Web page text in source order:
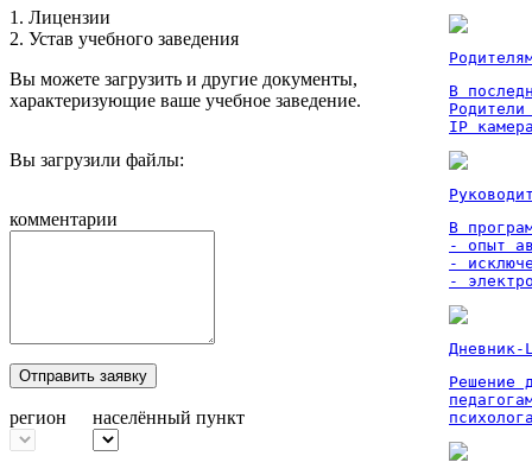
1. Лицензии
2. Устав учебного заведения
Вы можете загрузить и другие документы,
характеризующие ваше учебное заведение.
Вы загрузили файлы:
комментарии
Отправить заявку
регион населённый пункт
В
IP
В
- опыт
-
-
Дневник-
Решение